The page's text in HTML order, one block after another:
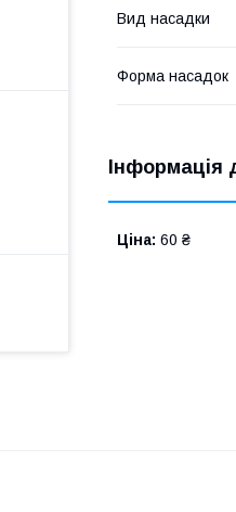
Вид насадки
Форма насадок
Інформація
Ціна: 60 ₴